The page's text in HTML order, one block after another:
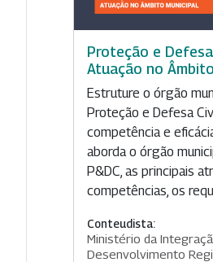
Proteção e
Atuação no
Estruture o órgão
Proteção e Defesa
competência e
aborda o órgão
P&DC, as principais
competências, os
Conteudista:
Ministério da
Desenvolvimento